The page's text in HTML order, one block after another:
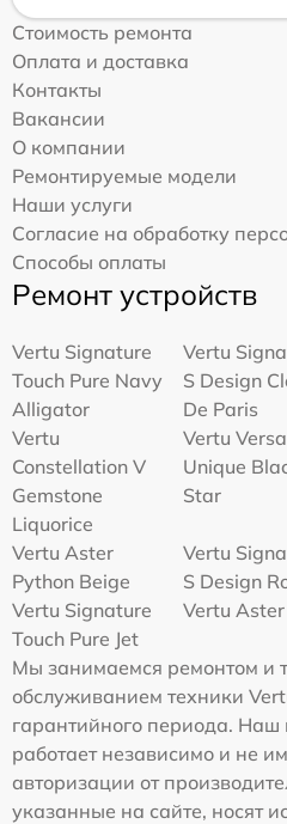
Стоимость ремонта
Оплата и доставка
Контакты
Вакансии
О компании
Ремонтируемые модели
Наши услуги
Согласие на обработку
Способы оплаты
Ремонт устройств
Vertu Signature
Touch Pure Navy
Alligator
Vertu
S Design
De Paris
Vertu
Constellation V
Gemstone
Liquorice
Vertu
Unique
Star
Vertu Aster
Python Beige
Vertu
S Design
Vertu Signature
Touch Pure Jet
Vertu Aster
Мы занимаемся ремонтом и
обслуживанием техники
гарантийного периода. Наш
работает независимо и не
авторизации от
указанные на сайте, носят